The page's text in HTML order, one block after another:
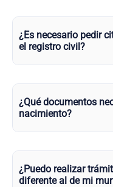
¿Es necesario pedir
el registro civil?
¿Qué documentos
nacimiento?
¿Puedo realizar
diferente al de mi